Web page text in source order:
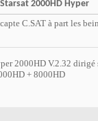
2000HD Hyper
C.SAT à part les
2000HD V.2.32
+ 8000HD